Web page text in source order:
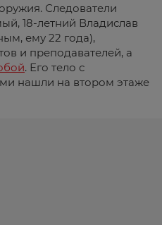
Следователи
18-летний Владислав
ему 22 года),
и преподавателей, а
. Его тело с
нашли на втором этаже